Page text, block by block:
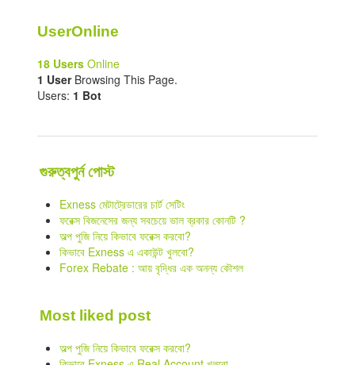
UserOnline
18 Users Online
1 UserBrowsing This Page.
Users: 1 Bot
গুরুত্বপুর্ন পোস্ট
Exness মেটাট্রেডারের চার্ট সেটিং
ফরেক্স বিজনেসের জন্য সবচেয়ে ভাল ব্রকার কোনটি ?
অল্প পুজি নিয়ে কিভাবে ফরেক্স করবো?
কিভাবে Exness এ একাউন্ট খুলবো?
Forex Rebate : আয় বৃদ্ধির এক অনন্য কৌশল
Most liked post
অল্প পুজি নিয়ে কিভাবে ফরেক্স করবো?